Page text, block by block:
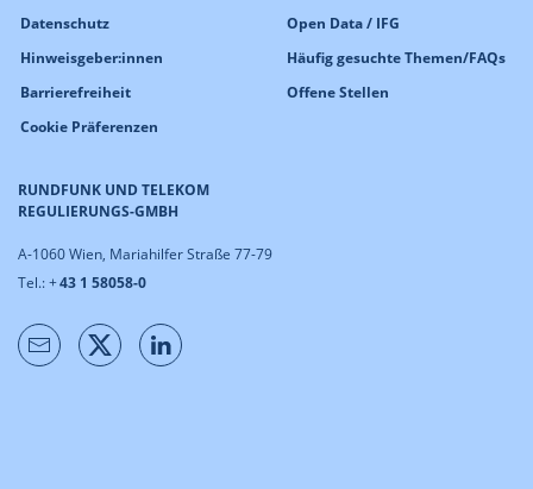
RUNDFUNK UND TELEKOM
REGULIERUNGS-GMBH
A-1060 Wien, Mariahilfer Straße 77-79
Tel.: +43 1 58058-0
Datenschutz
Hinweisgeber:innen
Barrierefreiheit
Cookie Präferenzen
Open Data / IFG
Häufig gesuchte Themen/FAQs
Offene Stellen